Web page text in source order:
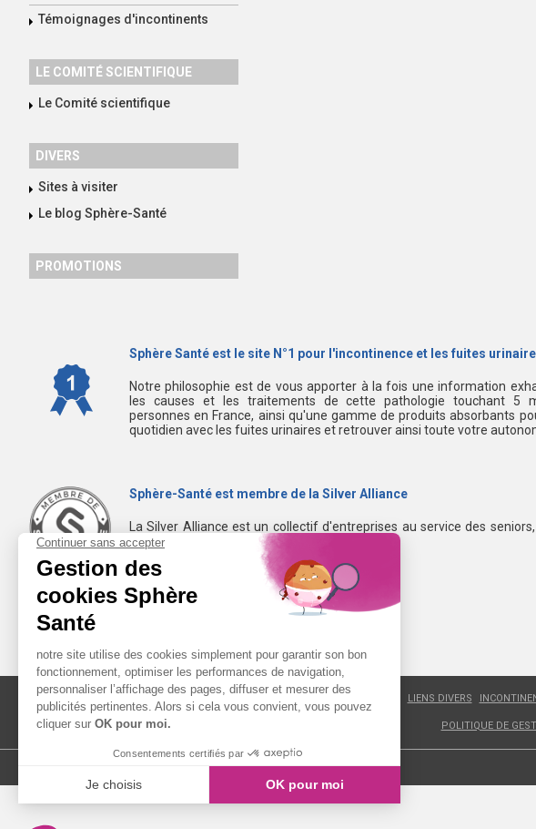
Témoignages d'incontinents
LE COMITÉ SCIENTIFIQUE
Le Comité scientifique
DIVERS
Sites à visiter
Le blog Sphère-Santé
PROMOTIONS
Sphère Santé est le site N°1 pour l'incontinence et les fuites
Notre philosophie est de vous apporter à la fois une information
les causes et les traitements de cette pathologie touchant 5
personnes en France, ainsi qu'une gamme de produits absorbants
quotidien avec les fuites urinaires et retrouver ainsi toute votre
Sphère-Santé est membre de la Silver Alliance
La Silver Alliance est un collectif d'entreprises au service des
dans le bien vieillir à domicile.
Découvrez la Silver Alliance
LIENS DIVERS
POLITIQUE DE